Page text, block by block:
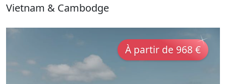
Vietnam & Cambodge
À partir de 968 €